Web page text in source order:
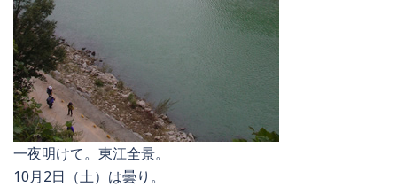
一夜明けて。東江全景。
10月2日（土）は曇り。